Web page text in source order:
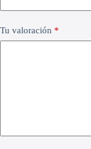
Tu valoración *